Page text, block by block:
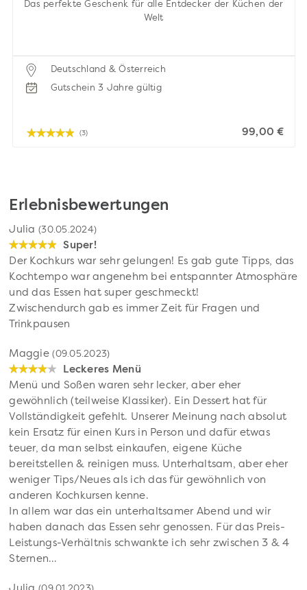
Das perfekte Geschenk für alle Entdecker der Küchen der
Welt
Deutschland & Österreich
Gutschein 3 Jahre gültig
(3) 99,00 €
Erlebnisbewertungen
Julia (30.05.2024)
Super!
Der Kochkurs war sehr gelungen! Es gab gute Tipps, das
Kochtempo war angenehm bei entspannter Atmosphäre
und das Essen hat super geschmeckt!
Zwischendurch gab es immer Zeit für Fragen und
Trinkpausen
Maggie(09.05.2023)
Leckeres Menü
Menü und Soßen waren sehr lecker, aber eher
gewöhnlich (teilweise Klassiker). Ein Dessert hat für
Vollständigkeit gefehlt. Unserer Meinung nach absolut
kein Ersatz für einen Kurs in Person und dafür etwas
teuer, da man selbst einkaufen, eigene Küche
bereitstellen & reinigen muss. Unterhaltsam, aber eher
weniger Tips/Neues als ich das für gewöhnlich von
anderen Kochkursen kenne.
In allem war das ein unterhaltsamer Abend und wir
haben danach das Essen sehr genossen. Für das Preis-
Leistungs-Verhältnis schwankte ich sehr zwischen 3 & 4
Sternen…